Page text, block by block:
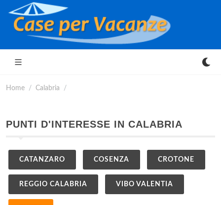
Home Calabria
PUNTI D'INTERESSE IN CALABRIA
CATANZARO COSENZA CROTONE
REGGIO CALABRIA VIBO VALENTIA